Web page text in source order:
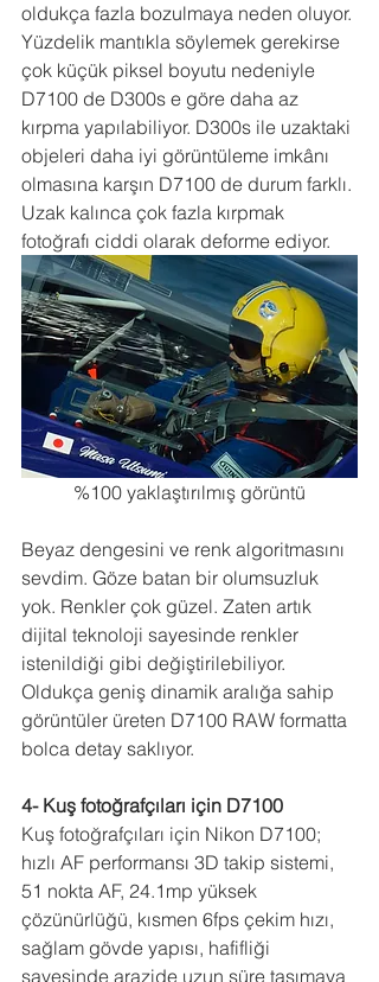
oldukça fazla bozulmaya neden oluyor.
Yüzdelik mantıkla söylemek gerekirse
çok küçük piksel boyutu nedeniyle
D7100 de D300s e göre daha az
kırpma yapılabiliyor. D300s ile uzaktaki
objeleri daha iyi görüntüleme imkânı
olmasına karşın D7100 de durum farklı.
Uzak kalınca çok fazla kırpmak
fotoğrafı ciddi olarak deforme ediyor.
%100 yaklaştırılmış görüntü
Beyaz dengesini ve renk algoritmasını
sevdim. Göze batan bir olumsuzluk
yok. Renkler çok güzel. Zaten artık
dijital teknoloji sayesinde renkler
istenildiği gibi değiştirilebiliyor.
Oldukça geniş dinamik aralığa sahip
görüntüler üreten D7100 RAW formatta
bolca detay saklıyor.
4- Kuş fotoğrafçıları için D7100
Kuş fotoğrafçıları için Nikon D7100;
hızlı AF performansı 3D takip sistemi,
51 nokta AF, 24.1mp yüksek
çözünürlüğü, kısmen 6fps çekim hızı,
sağlam gövde yapısı, hafifliği
sayesinde arazide uzun süre taşımaya